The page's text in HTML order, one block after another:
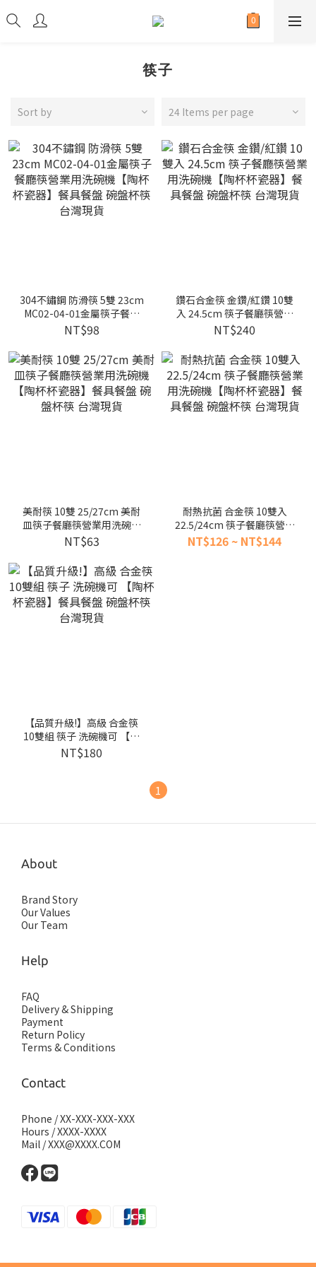
筷子
Sort by 24 Items per page
304不鏽鋼 防滑筷 5雙 23cm
MC02-04-01金屬筷子餐廳
筷營業用洗碗機【陶杯杯瓷
器】餐具餐盤 碗盤杯筷 台灣
現貨
NT$98
鑽石合金筷 金鑽/紅鑽 10雙
入 24.5cm 筷子餐廳筷營業
用洗碗機【陶杯杯瓷器】餐
具餐盤 碗盤杯筷 台灣現貨
NT$240
美耐筷 10雙 25/27cm 美耐
皿筷子餐廳筷營業用洗碗機
【陶杯杯瓷器】餐具餐盤 碗
盤杯筷 台灣現貨
NT$63
耐熱抗菌 合金筷 10雙入
22.5/24cm 筷子餐廳筷營業
用洗碗機【陶杯杯瓷器】餐
具餐盤 碗盤杯筷 台灣現貨
NT$126 ~ NT$144
【品質升級!】高級 合金筷
10雙組 筷子 洗碗機可 【陶
杯杯瓷器】餐具餐盤 碗盤杯
筷 台灣現貨
NT$180
1
About
Brand Story
Our Values
Our Team
Help
FAQ
Delivery & Shipping
Payment
Return Policy
Terms & Conditions
Contact
Phone / XX-XXX-XXX-XXX
Hours / XXXX-XXXX
Mail / XXX@XXXX.COM